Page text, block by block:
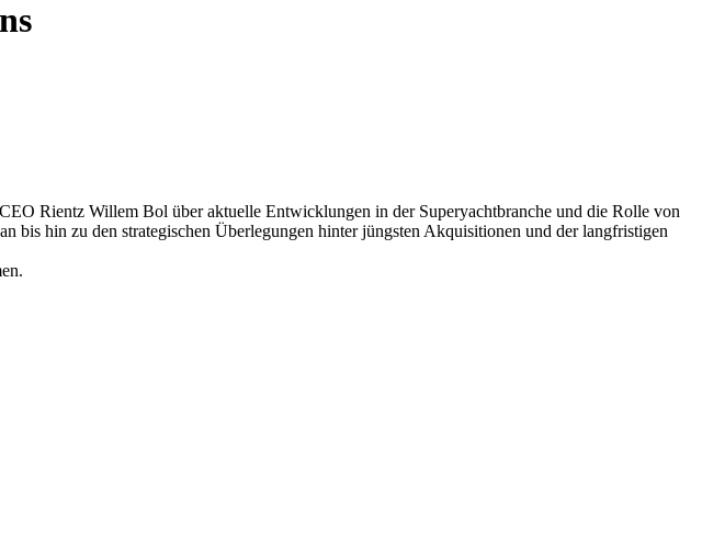
Rientz Willem Bol über aktuelle Entwicklungen in der Superyachtbranche und die Rolle von
hin zu den strategischen Überlegungen hinter jüngsten Akquisitionen und der langfristigen